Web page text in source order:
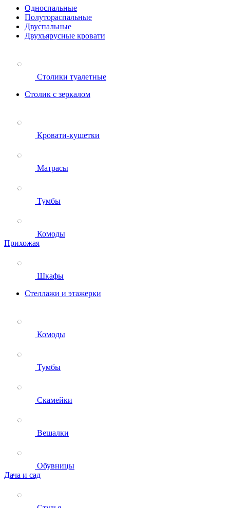
Односпальные
Полутораспальные
Двуспальные
Двухъярусные кровати
Столики туалетные
Столик с зеркалом
Кровати-кушетки
Матрасы
Тумбы
Комоды
Прихожая
Шкафы
Стеллажи и этажерки
Комоды
Тумбы
Скамейки
Вешалки
Обувницы
Дача и сад